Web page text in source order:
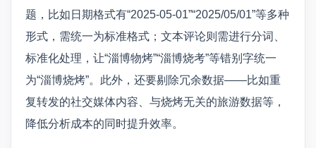
题，比如日期格式有“2025-05-01”“2025/05/01”等多种
形式，需统一为标准格式；文本评论则需进行分词、
标准化处理，让“淄博物烤”“淄博烧考”等错别字统一
为“淄博烧烤”。此外，还要剔除冗余数据——比如重
复转发的社交媒体内容、与烧烤无关的旅游数据等，
降低分析成本的同时提升效率。